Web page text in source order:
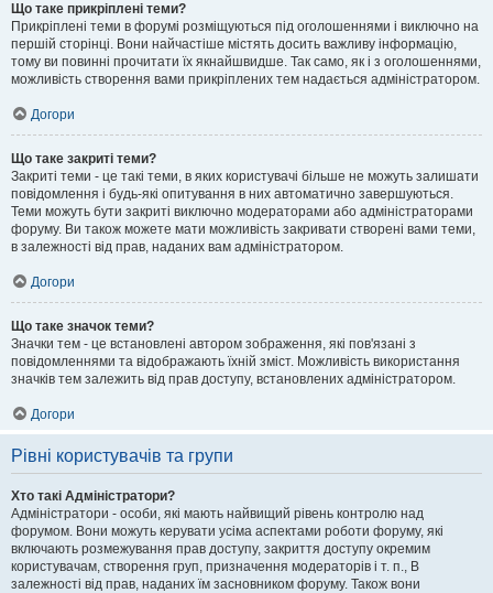
Що таке прикріплені теми?
Прикріплені теми в форумі розміщуються під оголошеннями і виключно на
першій сторінці. Вони найчастіше містять досить важливу інформацію,
тому ви повинні прочитати їх якнайшвидше. Так само, як і з оголошеннями,
можливість створення вами прикріплених тем надається адміністратором.
Догори
Що таке закриті теми?
Закриті теми - це такі теми, в яких користувачі більше не можуть залишати
повідомлення і будь-які опитування в них автоматично завершуються.
Теми можуть бути закриті виключно модераторами або адміністраторами
форуму. Ви також можете мати можливість закривати створені вами теми,
в залежності від прав, наданих вам адміністратором.
Догори
Що таке значок теми?
Значки тем - це встановлені автором зображення, які пов'язані з
повідомленнями та відображають їхній зміст. Можливість використання
значків тем залежить від прав доступу, встановлених адміністратором.
Догори
Рівні користувачів та групи
Хто такі Адміністратори?
Адміністратори - особи, які мають найвищий рівень контролю над
форумом. Вони можуть керувати усіма аспектами роботи форуму, які
включають розмежування прав доступу, закриття доступу окремим
користувачам, створення груп, призначення модераторів і т. п., В
залежності від прав, наданих їм засновником форуму. Також вони